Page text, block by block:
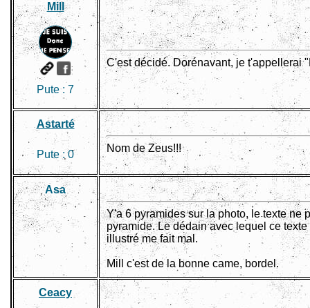
Mill
Pute : 7
C'est décidé. Dorénavant, je t'appellerai
Astarté
Pute :0
Nom de Zeus!!!
Asa
Y'a 6 pyramides sur la photo, le texte ne
pyramide. Le dédain avec lequel ce
illustré me fait mal.
Mill c'est de la bonne came, bordel.
Ceacy